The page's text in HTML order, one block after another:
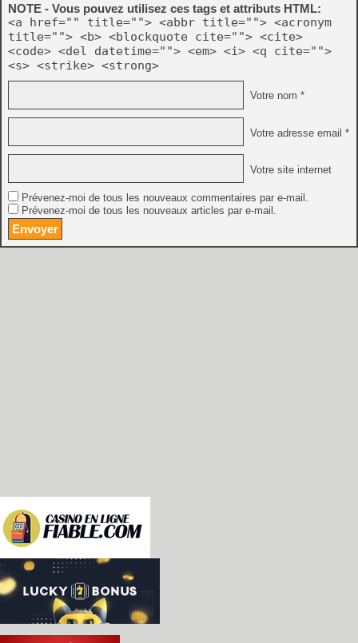
NOTE - Vous pouvez utilisez ces tags et attributs HTML:
<a href="" title=""> <abbr title=""> <acronym
title=""> <b> <blockquote cite=""> <cite>
<code> <del datetime=""> <em> <i> <q cite="">
<s> <strike> <strong>
Votre nom *
Votre adresse email *
Votre site internet
Prévenez-moi de tous les nouveaux commentaires par e-mail.
Prévenez-moi de tous les nouveaux articles par e-mail.